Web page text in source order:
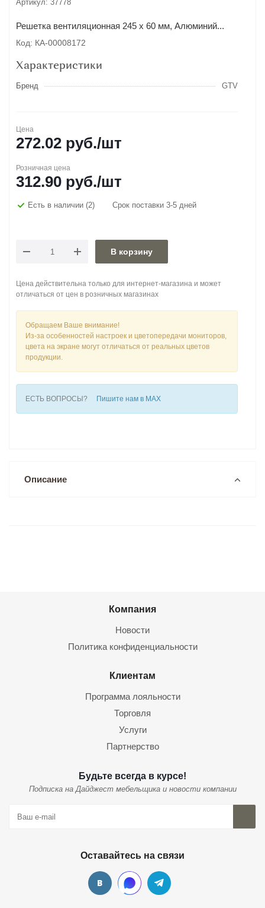
Артикул: 37778
Решетка вентиляционная 245 х 60 мм, Алюминий...
Код: КА-00008172
Характеристики
Бренд GTV
Цена
272.02 руб./шт
Розничная цена
312.90 руб./шт
Есть в наличии (2) Срок поставки 3-5 дней
В корзину
Цена действительна только для интернет-магазина и может
отличаться от цен в розничных магазинах
Обращаем Ваше внимание!
Из-за особенностей настроек и цветопередачи мониторов,
цвета на экране могут отличаться от реальных цветов
продукции.
ЕСТЬ ВОПРОСЫ? Пишите нам в MAX
Описание
Компания
Новости
Политика конфиденциальности
Клиентам
Программа лояльности
Торговля
Услуги
Партнерство
Будьте всегда в курсе!
Подписка на Дайджест мебельщика и новости компании
Оставайтесь на связи